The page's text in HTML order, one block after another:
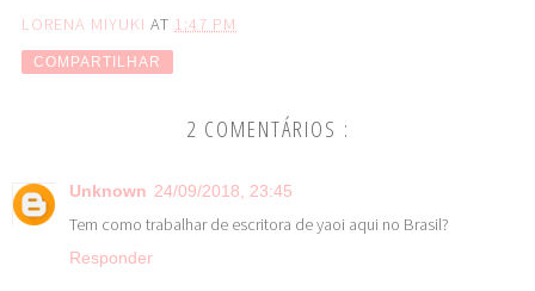
LORENA MIYUKI AT 1:47 PM
COMPARTILHAR
2 COMENTÁRIOS :
Unknown 24/09/2018, 23:45
Tem como trabalhar de escritora de yaoi aqui no Brasil?
Responder